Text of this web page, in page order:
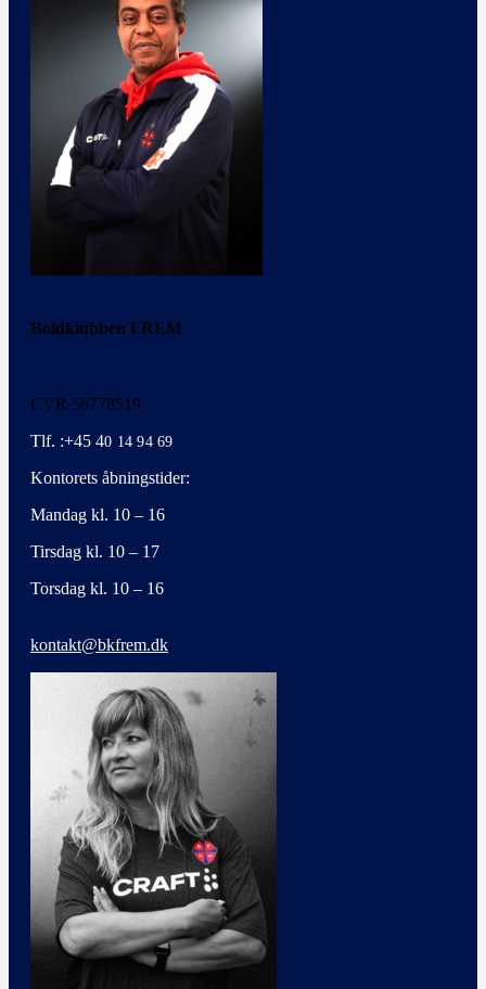
Boldklubben FREM
CVR 56778519
Tlf. :+45 40 14 94 69
Kontorets åbningstider:
Mandag kl. 10 – 16
Tirsdag kl. 10 – 17
Torsdag kl. 10 – 16
kontakt@bkfrem.dk